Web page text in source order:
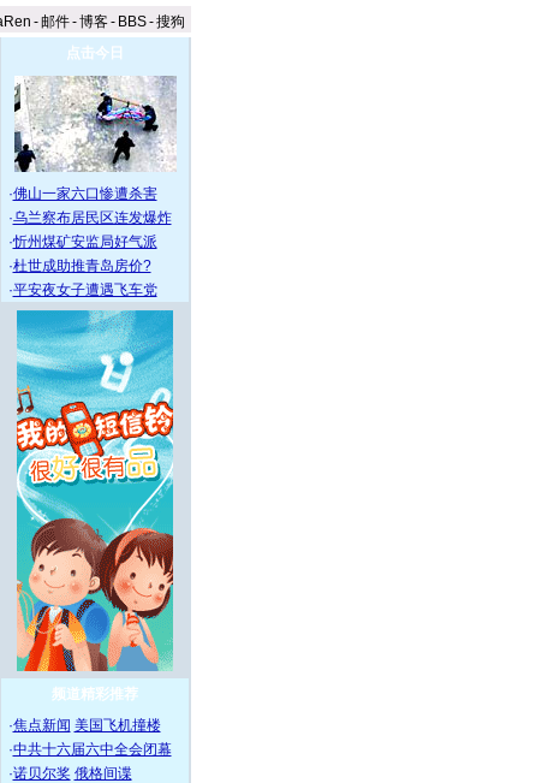
-邮件-博客- BBS-搜狗
点击今日
·佛山一家六口惨遭杀害
·乌兰察布居民区连发爆炸
·忻州煤矿安监局好气派
·杜世成助推青岛房价?
·平安夜女子遭遇飞车党
频道精彩推荐
·焦点新闻 美国飞机撞楼
·中共十六届六中全会闭幕
·诺贝尔奖 俄格间谍